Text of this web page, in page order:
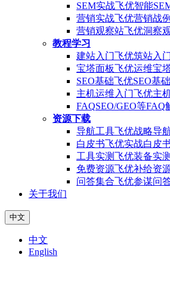
SEM实战飞优智能
营销实战飞优营销战
营销观察站飞优洞察
教程学习
建站入门飞优筑站入
宝塔面板飞优运维宝
SEO基础飞优SEO基
主机运维入门飞优主
FAQSEO/GEO等FAQ
资源下载
导航工具飞优战略导
白皮书飞优实战白皮
工具实测飞优装备实
免费资源飞优补给资
问答集合飞优参谋问
关于我们
中文
中文
English